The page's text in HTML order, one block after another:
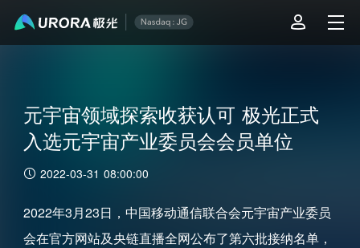
元宇宙领域探索收获认可 极光正式
入选元宇宙产业委员会会员单位
2022-03-31 08:00:00
2022年3月23日，中国移动通信联合会元宇宙产业委员
会在官方网站及央链直播全网公布了第六批接纳名单，